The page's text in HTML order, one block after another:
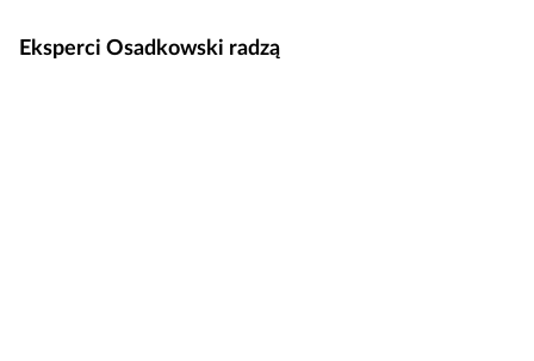
Eksperci Osadkowski radzą